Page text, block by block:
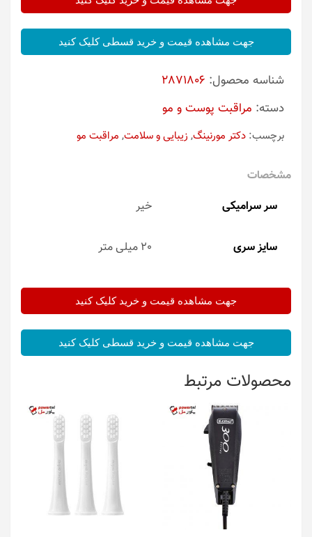
جهت مشاهده قیمت و خرید قسطی کلیک کنید
شناسه محصول: 2871806
دسته: مراقبت پوست و مو
برچسب: دکتر مورنینگ, زیبایی و سلامت, مراقبت مو
مشخصات
سر سرامیکی
خیر
سایز سری 20 میلی متر
جهت مشاهده قیمت و خرید کلیک کنید
جهت مشاهده قیمت و خرید قسطی کلیک کنید
محصولات مرتبط